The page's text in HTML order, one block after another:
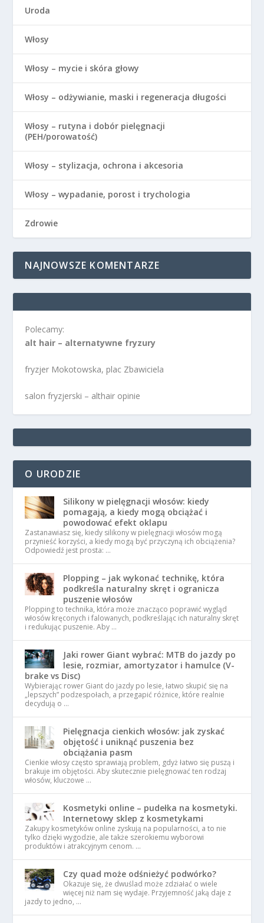
Uroda
Włosy
Włosy – mycie i skóra głowy
Włosy – odżywianie, maski i regeneracja długości
Włosy – rutyna i dobór pielęgnacji
(PEH/porowatość)
Włosy – stylizacja, ochrona i akcesoria
Włosy – wypadanie, porost i trychologia
Zdrowie
NAJNOWSZE KOMENTARZE
Polecamy:
alt hair – alternatywne fryzury
fryzjer Mokotowska, plac Zbawiciela
salon fryzjerski – althair opinie
O URODZIE
Silikony w pielęgnacji włosów: kiedy
pomagają, a kiedy mogą obciążać i
powodować efekt oklapu
Zastanawiasz się, kiedy silikony w pielęgnacji włosów mogą
przynieść korzyści, a kiedy mogą być przyczyną ich obciążenia?
Odpowiedź jest prosta: …
Plopping – jak wykonać technikę, która
podkreśla naturalny skręt i ogranicza
puszenie włosów
Plopping to technika, która może znacząco poprawić wygląd
włosów kręconych i falowanych, podkreślając ich naturalny skręt
i redukując puszenie. Aby …
Jaki rower Giant wybrać: MTB do jazdy po
lesie, rozmiar, amortyzator i hamulce (V-
brake vs Disc)
Wybierając rower Giant do jazdy po lesie, łatwo skupić się na
„lepszych” podzespołach, a przegapić różnice, które realnie
decydują o …
Pielęgnacja cienkich włosów: jak zyskać
objętość i uniknąć puszenia bez
obciążania pasm
Cienkie włosy często sprawiają problem, gdyż łatwo się puszą i
brakuje im objętości. Aby skutecznie pielęgnować ten rodzaj
włosów, kluczowe …
Kosmetyki online – pudełka na kosmetyki.
Internetowy sklep z kosmetykami
Zakupy kosmetyków online zyskują na popularności, a to nie
tylko dzięki wygodzie, ale także szerokiemu wyborowi
produktów i atrakcyjnym cenom. …
Czy quad może odśnieżyć podwórko?
Okazuje się, że dwuślad może zdziałać o wiele
więcej niż nam się wydaje. Przyjemność jaką daje z
jazdy to jedno, …